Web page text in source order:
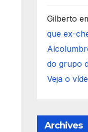
Gilberto
que ex-
do grupo
Veja o
Archives